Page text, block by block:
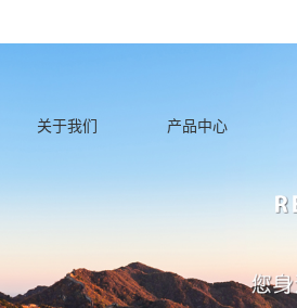
stream: Permission denied in /home/
关于我们 产品中心